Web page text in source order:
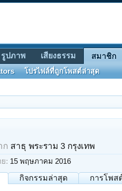
ก สาธุ พระราม 3 กรุงเทพ
: 15 พฤษภาคม 2016
กิจกรรมล่าสุด การโพส
รูปภาพ เสียงธรรม สมาชิก
โปรไฟล์ที่ถูกโพสต์ล่าสุด